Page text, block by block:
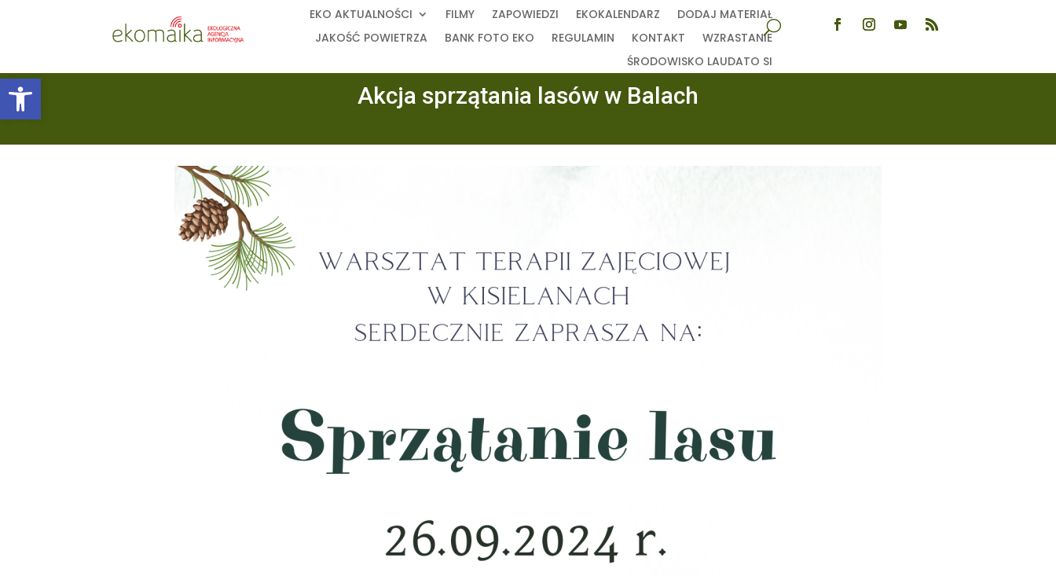
Open toolbar
EKO AKTUALNOŚCI FILMY ZAPOWIEDZI EKOKALENDARZ
DODAJ MATERIAŁ
JAKOŚĆ POWIETRZA
BANK FOTO EKO REGULAMIN KONTAKT
WZRASTANIE
ŚRODOWISKO LAUDATO SI
Akcja sprzątania lasów w Balach